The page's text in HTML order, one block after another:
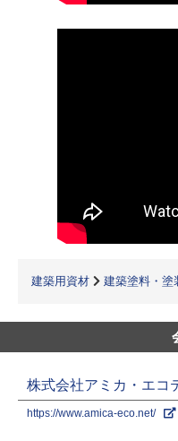
建築用資材 建築塗料・塗
株式会社アミカ・エコ
https://www.amica-eco.net/